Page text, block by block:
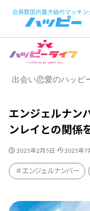
出会い恋愛のハッピ
エンジェルナン
ンレイとの関係
2025年2月5日 2025年7
エンジェルナンバー